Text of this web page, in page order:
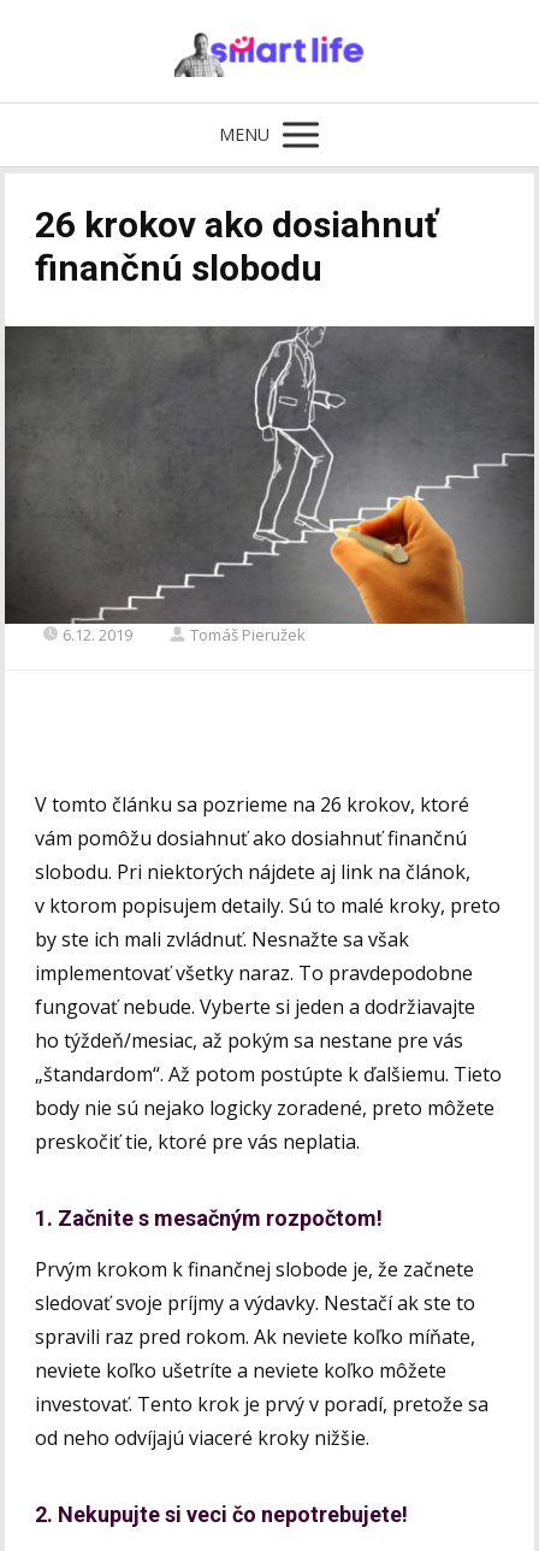
MENU
26 krokov ako dosiahnuť
finančnú slobodu
6.12. 2019 Tomáš Pieružek
V tomto článku sa pozrieme na 26 krokov, ktoré
vám pomôžu dosiahnuť ako dosiahnuť finančnú
slobodu. Pri niektorých nájdete aj link na článok,
v ktorom popisujem detaily. Sú to malé kroky, preto
by ste ich mali zvládnuť. Nesnažte sa však
implementovať všetky naraz. To pravdepodobne
fungovať nebude. Vyberte si jeden a dodržiavajte
ho týždeň/mesiac, až pokým sa nestane pre vás
„štandardom“. Až potom postúpte k ďalšiemu. Tieto
body nie sú nejako logicky zoradené, preto môžete
preskočiť tie, ktoré pre vás neplatia.
1. Začnite s mesačným rozpočtom!
Prvým krokom k finančnej slobode je, že začnete
sledovať svoje príjmy a výdavky. Nestačí ak ste to
spravili raz pred rokom. Ak neviete koľko míňate,
neviete koľko ušetríte a neviete koľko môžete
investovať. Tento krok je prvý v poradí, pretože sa
od neho odvíjajú viaceré kroky nižšie.
2. Nekupujte si veci čo nepotrebujete!